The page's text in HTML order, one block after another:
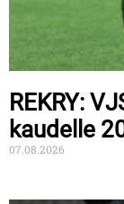
REKRY:
kaudelle
07.08.2026